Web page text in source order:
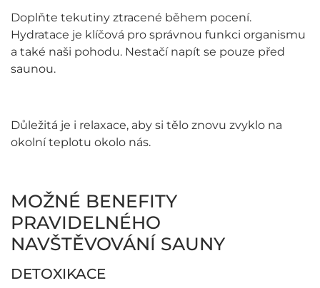
Doplňte tekutiny ztracené během pocení.
Hydratace je klíčová pro správnou funkci organismu
a také naši pohodu. Nestačí napít se pouze před
saunou.
Důležitá je i relaxace, aby si tělo znovu zvyklo na
okolní teplotu okolo nás.
MOŽNÉ BENEFITY
PRAVIDELNÉHO
NAVŠTĚVOVÁNÍ SAUNY
DETOXIKACE